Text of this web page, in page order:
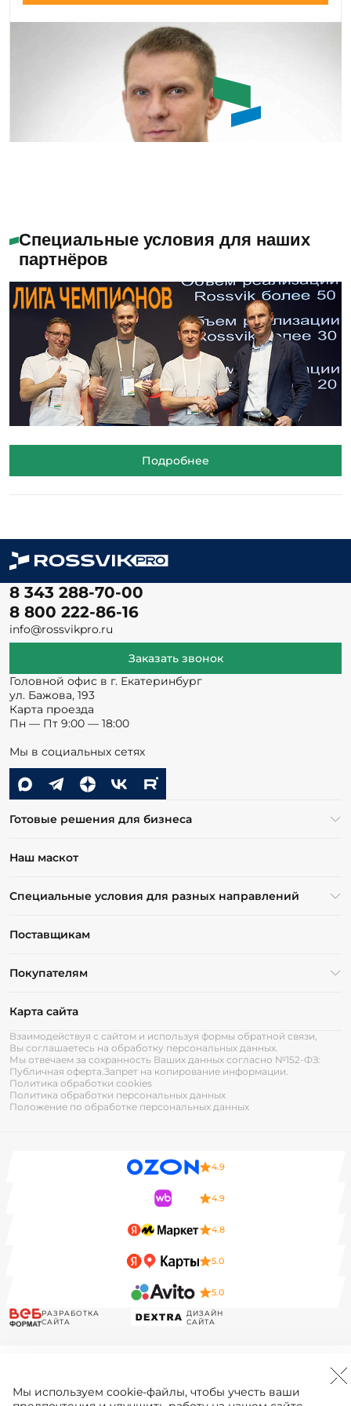
Помогу с выбором
Специальные условия для наших
партнёров
Подробнее
8 343 288-70-00
8 800 222-86-16
info@rossvikpro.ru
Заказать звонок
Головной офис в г. Екатеринбург
ул. Бажова, 193
Карта проезда
Пн — Пт 9:00 — 18:00
Мы в социальных сетях
Готовые решения для бизнеса
Наш маскот
Специальные условия для разных направлений
Поставщикам
Покупателям
Карта сайта
Взаимодействуя с сайтом и используя формы обратной связи,
Вы соглашаетесь на обработку персональных данных.
Мы отвечаем за сохранность Ваших данных согласно №152-ФЗ:
Публичная оферта.Запрет на копирование информации.
Политика обработки cookies
Политика обработки персональных данных
Положение по обработке персональных данных
4.9
4.9
4.8
5.0
5.0
РАЗРАБОТКА
САЙТА
ДИЗАЙН
САЙТА
Мы используем cookie-файлы, чтобы учесть ваши